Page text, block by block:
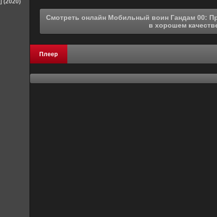
Смотреть онлайн Мобильный воин Гандам 00: Пробуждение Инноватора (2010)
в хорошем
Плеер